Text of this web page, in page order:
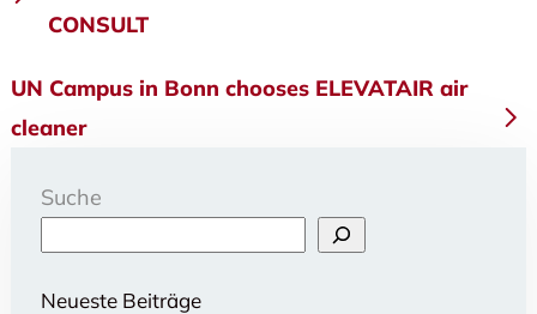
CONSULT
UN Campus in Bonn chooses ELEVATAIR air
cleaner
Suche
Neueste Beiträge